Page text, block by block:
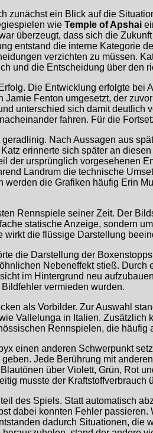
zunächst ein Blick auf die
wie Temple of Apshai
überzeugt, dass sich die
entstand die interne Kategorie
verzichten zu müssen.
und die Entscheidung über den
Die Entwicklung erfolgte bei
Fenton umgesetzt, der
unterschied sich damit
fahren. Für die
Nach Aussagen aus
erinnerte sich später an
der ursprünglich vorgesehenen
Landrum die technische
die Grafiken häufig Erin
Rennspiele seiner Zeit. Der
statische Anzeige, sondern
die flüssige Darstellung
die Darstellung der
Nebeneffekt stieß.
im Hintergrund neu
vermieden wurden.
als Vorbilder. Zur Auswahl
Vallelunga in Italien.
Rennspielen, die häufig
einen anderen Schwerpunkt
Jede Berührung mit
über Violett, Grün, Rot
musste der
des Spiels. Statt automatisch
dabei konnten Fehler
dadurch Situationen,